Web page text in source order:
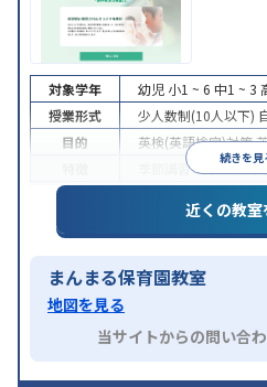
続きを見
対象学年 幼児 小1 ~ 6 中1 ~ 3
授業形式
少人数制(10人以下)
目的
英検(英語検定)対策
季節講習のみの受講
近くの教室
まんまる保育園教室
地図を見る
当サイトからの問い合